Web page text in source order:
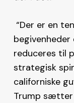
“Der er en
reduceres til
strategisk
californiske
Trump sætter